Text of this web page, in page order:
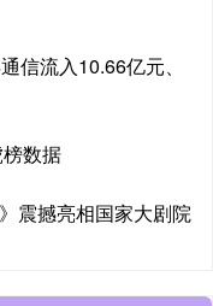
信流入10.66亿元、
数据
震撼亮相国家大剧院